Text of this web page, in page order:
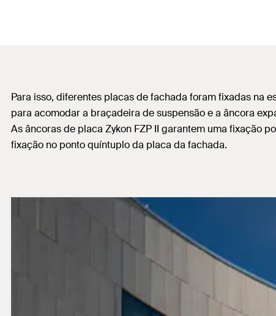
Para isso, diferentes placas de fachada foram fixadas na
para acomodar a braçadeira de suspensão e a âncora
As âncoras de placa Zykon FZP II garantem uma fixação
fixação no ponto quíntuplo da placa da fachada.